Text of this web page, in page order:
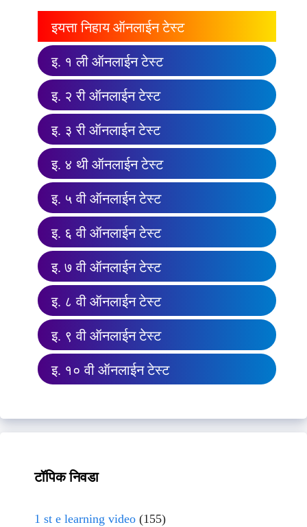
इयत्ता निहाय ऑनलाईन टेस्ट
इ. १ ली ऑनलाईन टेस्ट
इ. २ री ऑनलाईन टेस्ट
इ. ३ री ऑनलाईन टेस्ट
इ. ४ थी ऑनलाईन टेस्ट
इ. ५ वी ऑनलाईन टेस्ट
इ. ६ वी ऑनलाईन टेस्ट
इ. ७ वी ऑनलाईन टेस्ट
इ. ८ वी ऑनलाईन टेस्ट
इ. ९ वी ऑनलाईन टेस्ट
इ. १० वी ऑनलाईन टेस्ट
टॉपिक निवडा
1 st e learning video (155)